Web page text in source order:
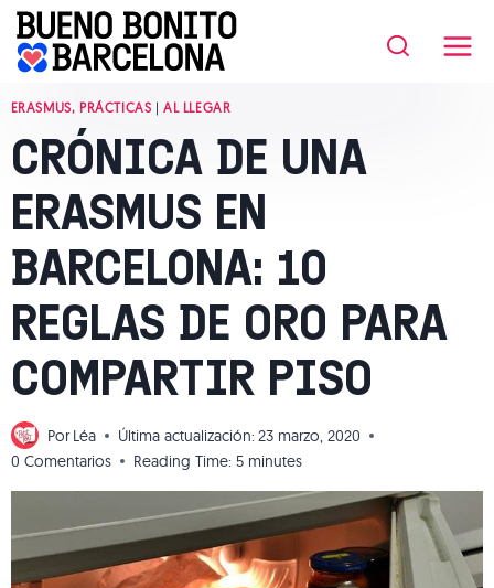
Saltar
contenido
ERASMUS, PRÁCTICAS |AL LLEGAR
CRÓNICA DE UNA
ERASMUS EN
BARCELONA: 10
REGLAS DE ORO PARA
COMPARTIR PISO
Por Léa Última actualización: 23 marzo, 2020
0 Comentarios
Reading Time: 5 minutes